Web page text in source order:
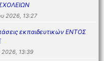
2026, 13:27
εκπαιδευτικών ΕΝΤΟΣ
2026, 13:39